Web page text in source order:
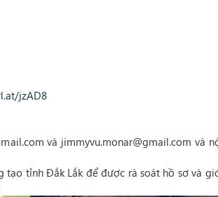
jzAD8
và jimmyvu.monar@gmail.com và
tỉnh Đắk Lắk để được rà soát hồ sơ và